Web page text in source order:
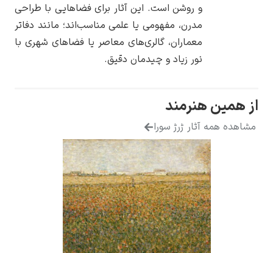
و روشن است. این آثار برای فضاهایی با طراحی
مدرن، مفهومی یا علمی مناسب‌اند؛ مانند دفاتر
معماران، گالری‌های معاصر یا فضاهای شهری با
نور زیاد و چیدمان دقیق.
هنرمند
همه آثار ژرژ سورا